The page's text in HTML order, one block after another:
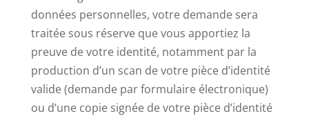
données personnelles, votre demande sera
traitée sous réserve que vous apportiez la
preuve de votre identité, notamment par la
production d’un scan de votre pièce d’identité
valide (demande par formulaire électronique)
ou d’une copie signée de votre pièce d’identité